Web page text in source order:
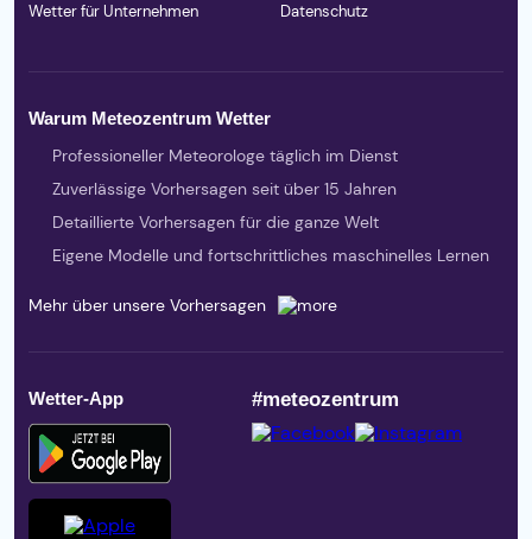
Wetter für Unternehmen
Datenschutz
Warum Meteozentrum Wetter
Professioneller Meteorologe täglich im Dienst
Zuverlässige Vorhersagen seit über 15 Jahren
Detaillierte Vorhersagen für die ganze Welt
Eigene Modelle und fortschrittliches maschinelles Lernen
Mehr über unsere Vorhersagen
Wetter-App #meteozentrum